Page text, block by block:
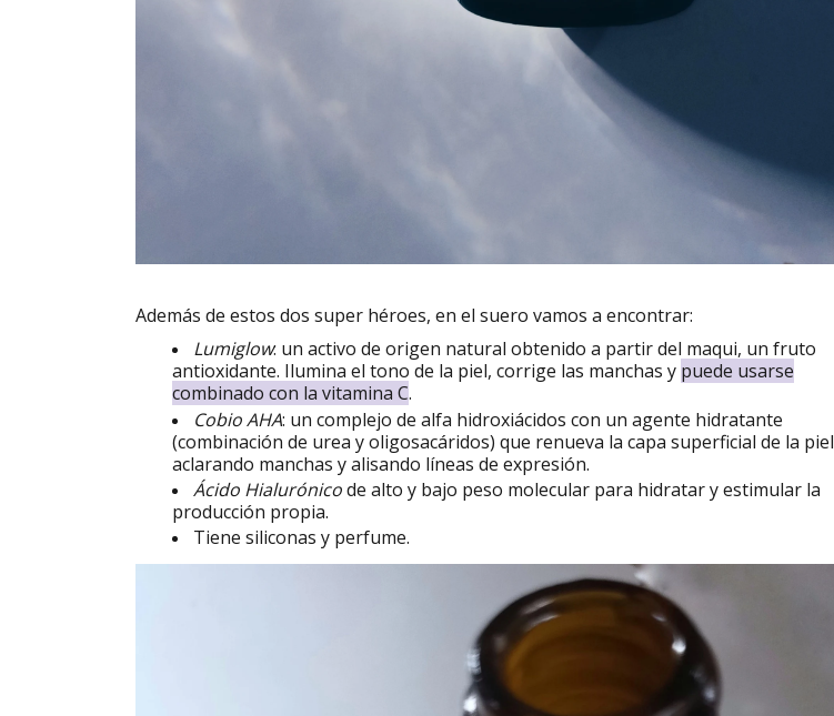
Además de estos dos super héroes, en el suero vamos a encontrar:
Lumiglow: un activo de origen natural obtenido a partir del maqui, un fruto
antioxidante. Ilumina el tono de la piel, corrige las manchas y puede usarse
combinado con la vitamina C.
Cobio AHA: un complejo de alfa hidroxiácidos con un agente hidratante
(combinación de urea y oligosacáridos) que renueva la capa superficial de la piel
aclarando manchas y alisando líneas de expresión.
Ácido Hialurónicode alto y bajo peso molecular para hidratar y estimular la
producción propia.
Tiene siliconas y perfume.